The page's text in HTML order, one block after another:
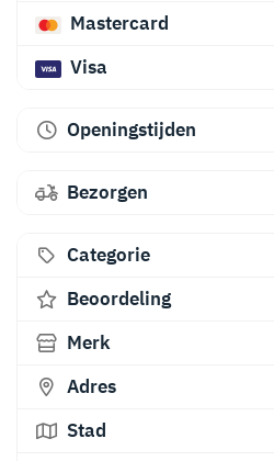
Mastercard
Visa
Openingstijden
Bezorgen
Categorie
Beoordeling
Merk
Adres
Stad